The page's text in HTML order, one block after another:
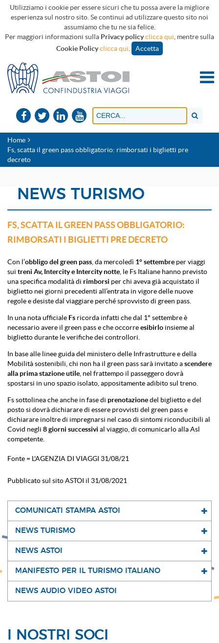
Utilizziamo i cookie per essere sicuri che tu possa avere la migliore
esperienza sul nostro sito. Se continui ad utilizzare questo sito noi
assumiamo che tu ne sia felice.
Per maggiori informazioni sulla Privacy policyclicca qui , mentre sulla
Cookie Policyclicca qui Accetta
Home
Fs, scatta il green pass obbligatorio: rimborsati i biglietti pre
decreto
NEWS TURISMO
FS, SCATTA IL GREEN PASS OBBLIGATORIO:
RIMBORSATI I BIGLIETTI PRE DECRETO
Con l’obbligo del green pass , da mercoledì 1° settembre per viaggi
sui treni Av, Intercity e Intercity notte , le Fs Italiane hanno previsto
una specifica modalità di rimborsi per chi aveva già acquistato il
biglietto nei giorni precedenti all’entrata in vigore delle nuove
regole e desiste dal viaggiare perché sprovvisto di green pass.
In una nota ufficiale Fs ricorda infatti che dal 1° settembre è
necessario avere il green pass e che occorreesibirlo insieme al
biglietto durante le verifiche dei controllori.
In base alle linee guida del ministero delle Infrastrutture e della
Mobilità sostenibili, chi non ha il green pass sarà invitato ascendere
alla prima stazione utile , nel frattempo il passeggero dovrà
spostarsi in uno spazio isolato, appositamente adibito sul treno.
Fs sottolinea che anche in fase di prenotazionedel biglietto e del
posto si dovrà dichiarare di essere provvisti del green pass e
dichiarare inoltre di impregnarsi nel caso di sintomi riconducibili al
Covid negli 8 giorni successivi al viaggio, di comunicarlo alla Asl
competente.
Fonte = L'AGENZIA DI VIAGGI 31/08/21
Pubblicato sul sito ASTOI il 31/08/2021
COMUNICATI STAMPA ASTOI
NEWS TURISMO
NEWS ASTOI
MANIFESTO PER IL TURISMO ITALIANO
NEWS AUDIO VIDEO ASTOI
I NOSTRI SOCI